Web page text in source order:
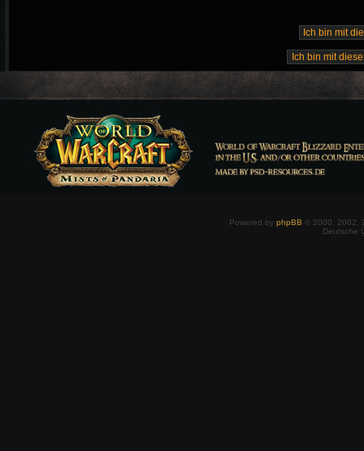
Powered by phpBB © 2000, 2002,
Deutsche